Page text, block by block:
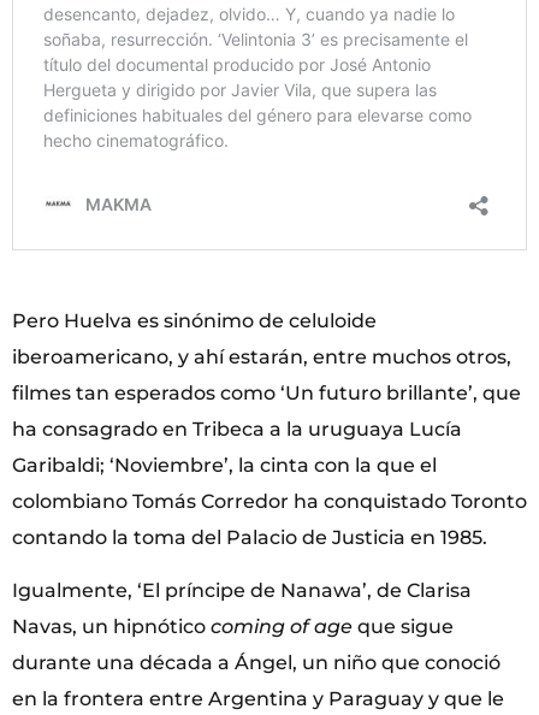
Pero Huelva es sinónimo de celuloide
iberoamericano, y ahí estarán, entre muchos otros,
filmes tan esperados como ‘Un futuro brillante’, que
ha consagrado en Tribeca a la uruguaya Lucía
Garibaldi; ‘Noviembre’, la cinta con la que el
colombiano Tomás Corredor ha conquistado Toronto
contando la toma del Palacio de Justicia en 1985.
Igualmente, ‘El príncipe de Nanawa’, de Clarisa
Navas, un hipnótico coming of age que sigue
durante una década a Ángel, un niño que conoció
en la frontera entre Argentina y Paraguay y que le